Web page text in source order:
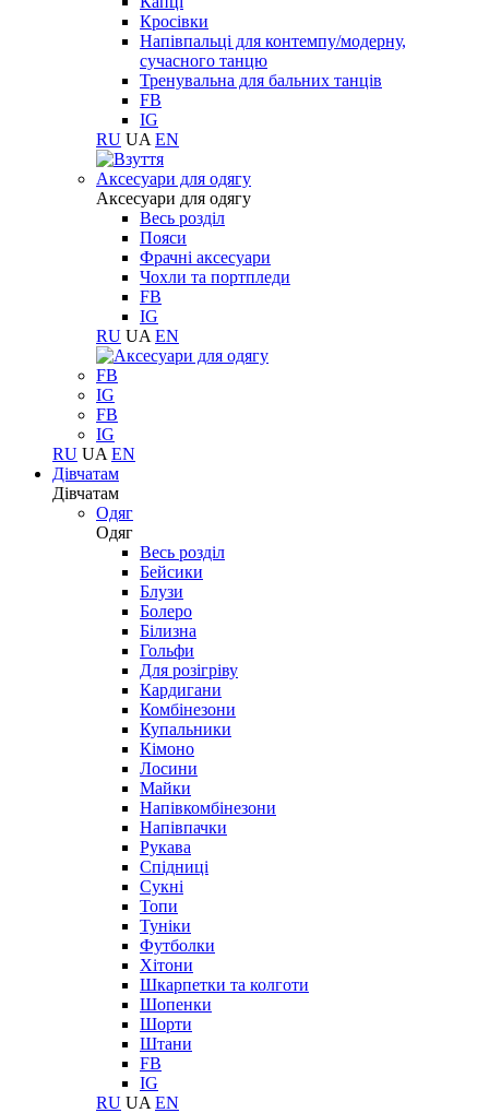
Кросівки
Напівпальці для контемпу/модерну,
сучасного танцю
Тренувальна для бальних танців
FB
IG
RU UA EN
Aксесуари для одягу
Aксесуари для одягу
Весь розділ
Пояси
Фрачні аксесуари
Чохли та портпледи
FB
IG
RU UA EN
FB
IG
FB
IG
RU UA EN
Дівчатам
Дівчатам
Одяг
Одяг
Весь розділ
Бейсики
Блузи
Болеро
Білизна
Гольфи
Для розігріву
Кардигани
Комбінезони
Купальники
Кімоно
Лосини
Майки
Напівкомбінезони
Напівпачки
Рукава
Спідниці
Сукні
Топи
Туніки
Футболки
Хітони
Шкарпетки та колготи
Шопенки
Шорти
Штани
FB
IG
RU UA EN